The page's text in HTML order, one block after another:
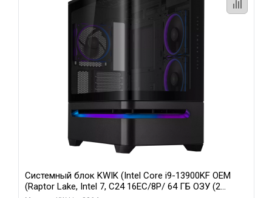
Системный блок KWIK (Intel Core i9-13900KF OEM
(Raptor Lake, Intel 7, C24 16EC/8P/ 64 ГБ ОЗУ (2